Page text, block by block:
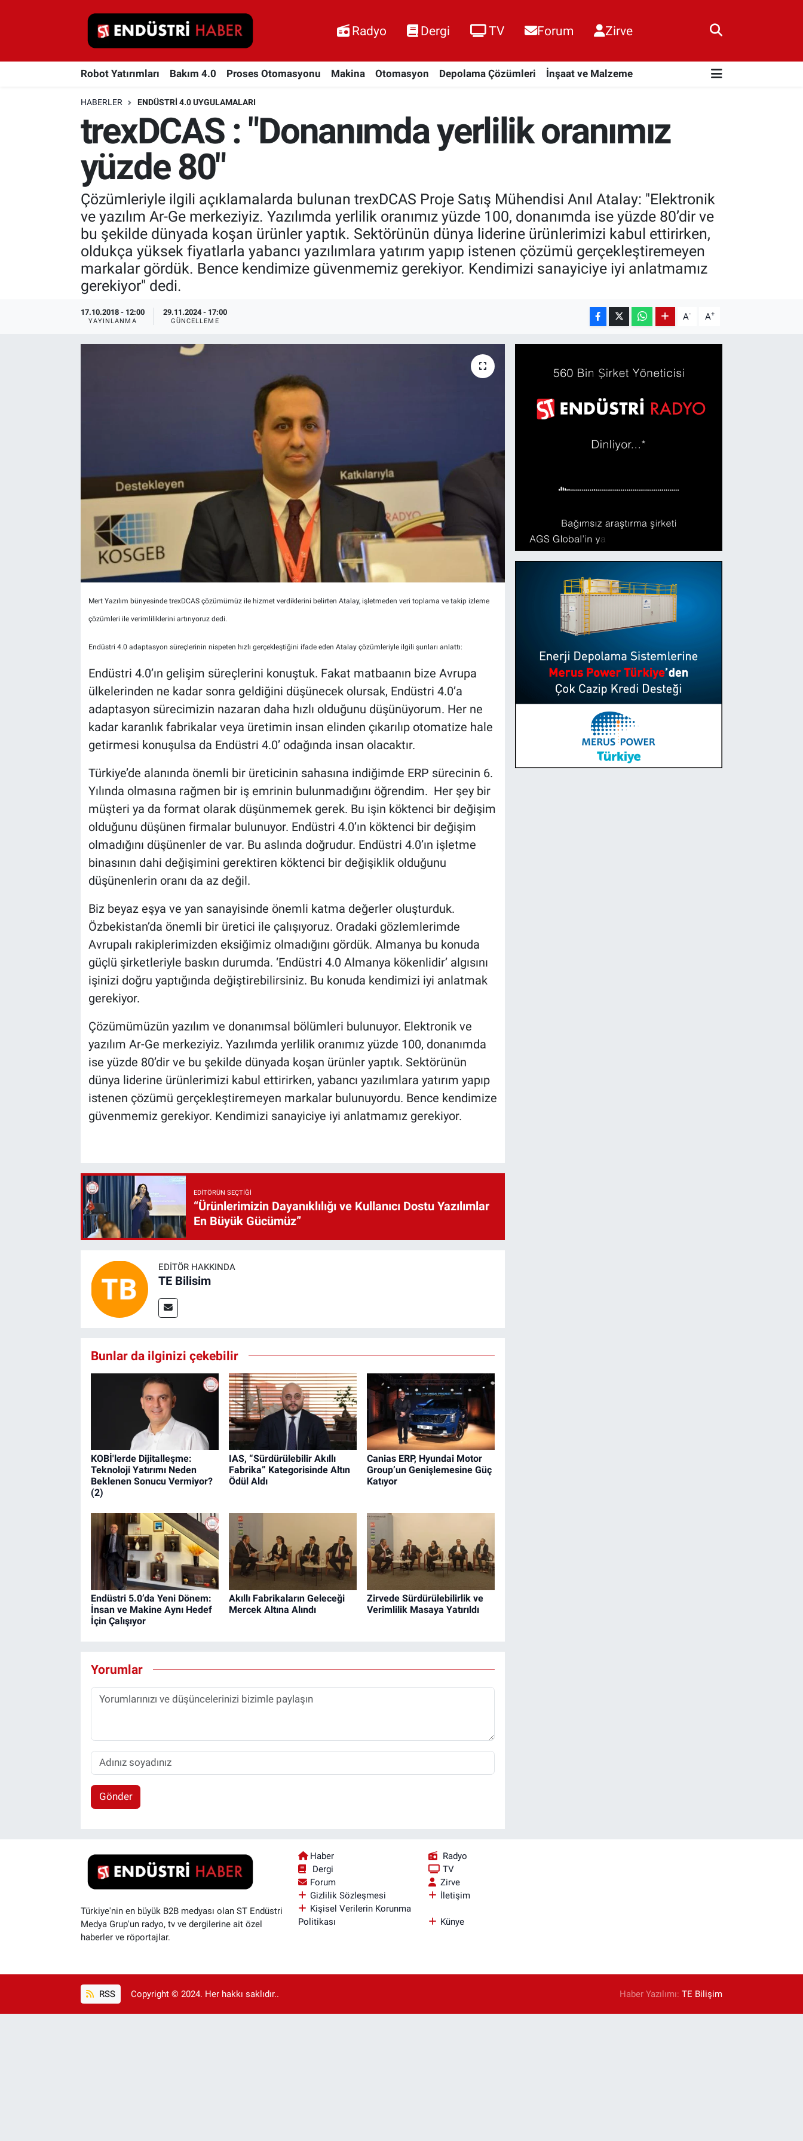
Radyo Dergi TV Forum Zirve
Robot Yatırımları Bakım 4.0 Proses Otomasyonu Makina Otomasyon Depolama Çözümleri İnşaat ve Malzeme
HABERLER ENDÜSTRI 4.0 UYGULAMALARI
trexDCAS : "Donanımda yerlilik oranımız
yüzde 80"
Çözümleriyle ilgili açıklamalarda bulunan trexDCAS Proje Satış Mühendisi Anıl Atalay: "Elektronik
ve yazılım Ar-Ge merkeziyiz. Yazılımda yerlilik oranımız yüzde 100, donanımda ise yüzde 80’dir ve
bu şekilde dünyada koşan ürünler yaptık. Sektörünün dünya liderine ürünlerimizi kabul ettirirken,
oldukça yüksek fiyatlarla yabancı yazılımlara yatırım yapıp istenen çözümü gerçekleştiremeyen
markalar gördük. Bence kendimize güvenmemiz gerekiyor. Kendimizi sanayiciye iyi anlatmamız
gerekiyor" dedi.
17.10.2018 - 12:00
YAYINLANMA
29.11.2024 - 17:00
GÜNCELLEME A- A+
Mert Yazılım bünyesinde trexDCAS çözümümüz ile hizmet verdiklerini belirten Atalay, işletmeden veri toplama ve takip izleme
çözümleri ile verimliliklerini artırıyoruz dedi.
Endüstri 4.0 adaptasyon süreçlerinin nispeten hızlı gerçekleştiğini ifade eden Atalay çözümleriyle ilgili şunları anlattı:
Endüstri 4.0’ın gelişim süreçlerini konuştuk. Fakat matbaanın bize Avrupa
ülkelerinden ne kadar sonra geldiğini düşünecek olursak, Endüstri 4.0’a
adaptasyon sürecimizin nazaran daha hızlı olduğunu düşünüyorum. Her ne
kadar karanlık fabrikalar veya üretimin insan elinden çıkarılıp otomatize hale
getirmesi konuşulsa da Endüstri 4.0’ odağında insan olacaktır.
Türkiye’de alanında önemli bir üreticinin sahasına indiğimde ERP sürecinin 6.
Yılında olmasına rağmen bir iş emrinin bulunmadığını öğrendim. Her şey bir
müşteri ya da format olarak düşünmemek gerek. Bu işin köktenci bir değişim
olduğunu düşünen firmalar bulunuyor. Endüstri 4.0’ın köktenci bir değişim
olmadığını düşünenler de var. Bu aslında doğrudur. Endüstri 4.0’ın işletme
binasının dahi değişimini gerektiren köktenci bir değişiklik olduğunu
düşünenlerin oranı da az değil.
Biz beyaz eşya ve yan sanayisinde önemli katma değerler oluşturduk.
Özbekistan’da önemli bir üretici ile çalışıyoruz. Oradaki gözlemlerimde
Avrupalı rakiplerimizden eksiğimiz olmadığını gördük. Almanya bu konuda
güçlü şirketleriyle baskın durumda. ‘Endüstri 4.0 Almanya kökenlidir’ algısını
işinizi doğru yaptığında değiştirebilirsiniz. Bu konuda kendimizi iyi anlatmak
gerekiyor.
Çözümümüzün yazılım ve donanımsal bölümleri bulunuyor. Elektronik ve
yazılım Ar-Ge merkeziyiz. Yazılımda yerlilik oranımız yüzde 100, donanımda
ise yüzde 80’dir ve bu şekilde dünyada koşan ürünler yaptık. Sektörünün
dünya liderine ürünlerimizi kabul ettirirken, yabancı yazılımlara yatırım yapıp
istenen çözümü gerçekleştiremeyen markalar bulunuyordu. Bence kendimize
güvenmemiz gerekiyor. Kendimizi sanayiciye iyi anlatmamız gerekiyor.
EDITÖRÜN SEÇTIĞI
“Ürünlerimizin Dayanıklılığı ve Kullanıcı Dostu Yazılımlar
En Büyük Gücümüz”
EDITÖR HAKKINDA
TE Bilisim
Bunlar da ilginizi çekebilir
KOBİ'lerde Dijitalleşme:
Teknoloji Yatırımı Neden
Beklenen Sonucu Vermiyor?
(2)
IAS, “Sürdürülebilir Akıllı
Fabrika” Kategorisinde Altın
Ödül Aldı
Canias ERP, Hyundai Motor
Group’un Genişlemesine Güç
Katıyor
Endüstri 5.0’da Yeni Dönem:
İnsan ve Makine Aynı Hedef
İçin Çalışıyor
Akıllı Fabrikaların Geleceği
Mercek Altına Alındı
Zirvede Sürdürülebilirlik ve
Verimlilik Masaya Yatırıldı
Yorumlar
Gönder
Türkiye'nin en büyük B2B medyası olan ST Endüstri
Medya Grup'un radyo, tv ve dergilerine ait özel
haberler ve röportajlar.
Haber
Radyo
Dergi
TV
Forum
Zirve
Gizlilik Sözleşmesi
İletişim
Kişisel Verilerin Korunma
Politikası
Künye
RSS Copyright © 2024. Her hakkı saklıdır.. Haber Yazılımı:TE Bilişim
Robot Yatırımları
Proses Otomasyonu
Otomasyon
Depolama Çözümleri
İnşaat ve Malzeme
HaberOrtak
EndüstriST
Enerjisini Üreten Fabrikalar